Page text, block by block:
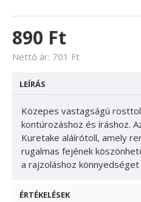
890 Ft
Nettó ár: 701 Ft
LEÍRÁS
Közepes vastagságú
kontúrozáshoz és íráshoz.
Kuretake aláírótoll, amely
rugalmas fejének
a rajzoláshoz könnyedséget
ÉRTÉKELÉSEK